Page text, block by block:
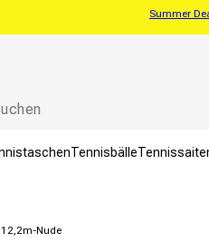
Summer
Tennisbälle
Nude